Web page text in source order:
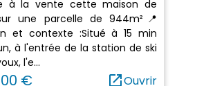
à la vente cette maison de
une parcelle de 944m²📍
et contexte :Situé à 15 min
à l'entrée de la station de ski
l'e...
€ open_in_newOuvrir